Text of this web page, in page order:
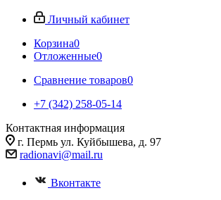
Личный кабинет
Корзина0
Отложенные0
Сравнение товаров0
+7 (342) 258-05-14
Контактная информация
г. Пермь ул. Куйбышева, д. 97
radionavi@mail.ru
Вконтакте